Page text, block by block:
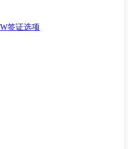
签证选项